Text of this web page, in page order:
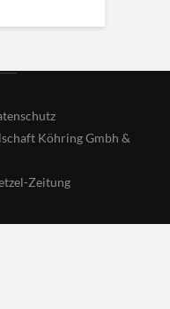
Köhring Gmbh &
Zeitung